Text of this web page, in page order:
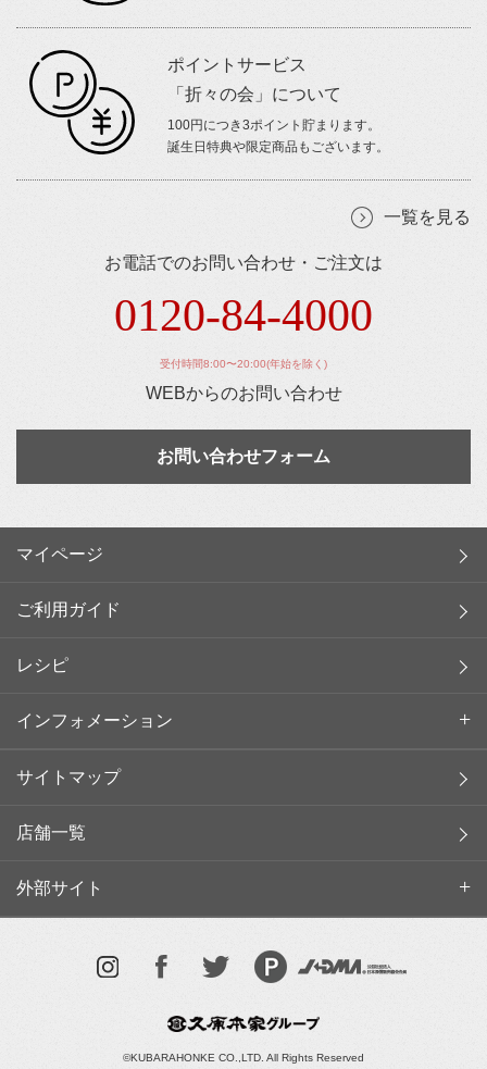
ポイントサービス
「折々の会」について
100円につき3ポイント貯まります。
誕生日特典や限定商品もございます。
一覧を見る
お電話でのお問い合わせ・ご注文は
0120-84-4000
受付時間8:00〜20:00(年始を除く)
WEBからのお問い合わせ
お問い合わせフォーム
マイページ
ご利用ガイド
レシピ
インフォメーション
サイトマップ
店舗一覧
外部サイト
©KUBARAHONKE CO.,LTD. All Rights Reserved